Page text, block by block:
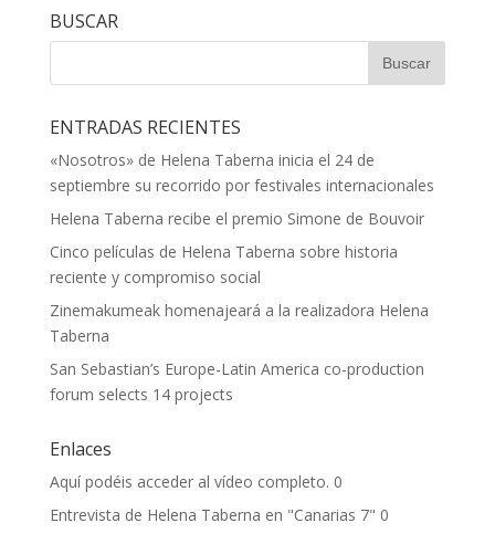
BUSCAR
ENTRADAS RECIENTES
«Nosotros» de Helena Taberna inicia el 24 de
septiembre su recorrido por festivales internacionales
Helena Taberna recibe el premio Simone de Bouvoir
Cinco películas de Helena Taberna sobre historia
reciente y compromiso social
Zinemakumeak homenajeará a la realizadora Helena
Taberna
San Sebastian’s Europe-Latin America co-production
forum selects 14 projects
Enlaces
Aquí podéis acceder al vídeo completo. 0
Entrevista de Helena Taberna en "Canarias 7" 0